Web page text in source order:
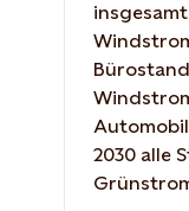
2030 alle